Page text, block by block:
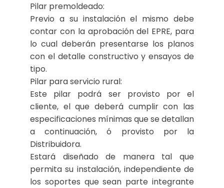
Pilar premoldeado:
Previo a su instalación el mismo debe
contar con la aprobación del EPRE, para
lo cual deberán presentarse los planos
con el detalle constructivo y ensayos de
tipo.
Pilar para servicio rural:
Este pilar podrá ser provisto por el
cliente, el que deberá cumplir con las
especificaciones mínimas que se detallan
a continuación, ó provisto por la
Distribuidora.
Estará diseñado de manera tal que
permita su instalación, independiente de
los soportes que sean parte integrante